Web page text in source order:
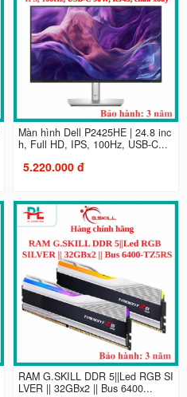
Màn hình Dell P2425HE | 24.8 inc
h, Full HD, IPS, 100Hz, USB-C...
5.220.000 đ
RAM G.SKILL DDR 5||Led RGB SI
LVER || 32GBx2 || Bus 6400...